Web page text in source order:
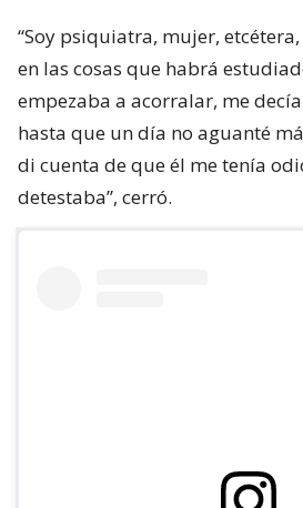
“Soy psiquiatra, mujer,
en las cosas que habrá
empezaba a acorralar, me decía:
hasta que un día no aguanté
di cuenta de que él me tenía
detestaba”, cerró.